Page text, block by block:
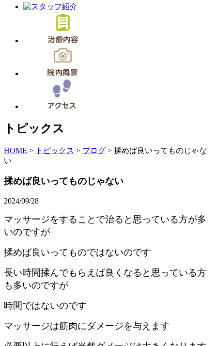
トピックス
HOME > トピックス > ブログ > 揉めば良いってものじゃな
い
揉めば良いってものじゃない
2024/09/28
マッサージをすることで治ると思っている方が多
いのですが
揉めば良いってものではないのです
長い時間揉んでもらえば良くなると思っている方
も多いのですが
時間ではないのです
マッサージは筋肉にダメージを与えます